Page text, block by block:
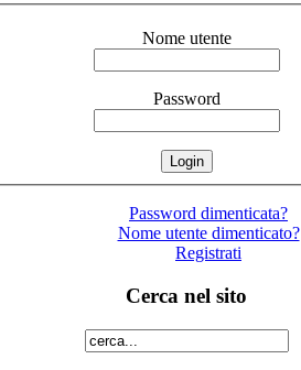
Nome utente
Password
Password dimenticata?
Nome utente dimenticato?
Registrati
Cerca nel sito